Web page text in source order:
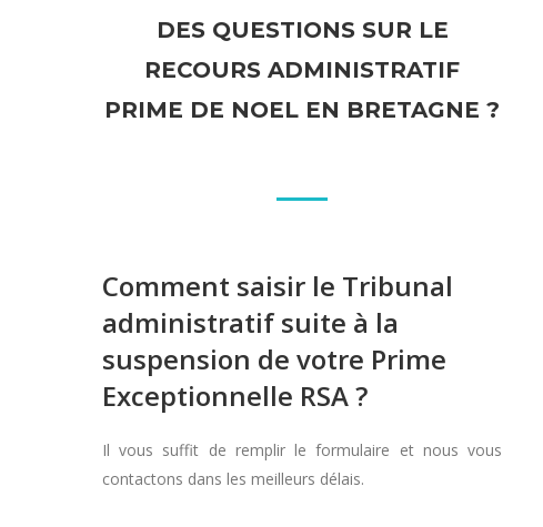
DES QUESTIONS SUR LE
RECOURS ADMINISTRATIF
PRIME DE NOEL EN BRETAGNE ?
Comment saisir le Tribunal
administratif suite à la
suspension de votre Prime
Exceptionnelle RSA ?
Il vous suffit de remplir le formulaire et nous vous
contactons dans les meilleurs délais.